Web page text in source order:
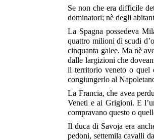
Se non che era difficile
dominatori; nè degli
La Spagna possedeva
quattro milioni di scudi
cinquanta galee. Ma nè
dalle largizioni che
il territorio veneto o quel
congiungerlo al
La Francia, che avea
Veneti e ai Grigioni. E
compravano questo o
Il duca di Savoja era
pedoni, settemila cavalli